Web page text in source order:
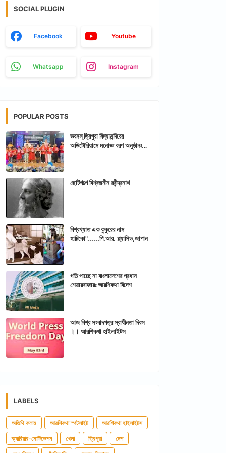
SOCIAL PLUGIN
Facebook Youtube
Whatsapp Instagram
POPULAR POSTS
ভবনস্ ত্রিপুরা বিদ্যামন্দিরের
অডিটোরিয়ামে মনোজ্ঞ বরণ অনুষ্ঠানঃ
ছোটগল্পে বিশ্বজনীন রবীন্দ্রনাথ
বিশ্বখ্যাত এক কুকুরের নাম
হাচিকো"......পি.আর. প্ল্যাসিড,জাপান
গতি পাচ্ছে না বাংলাদেশের প্রধান
শেয়ারবাজারঃ আরশিকথা বিদেশ
আজ বিশ্ব সংবাদপত্র স্বাধীনতা দিবস
।। আরশিকথা হাইলাইটস
LABELS
অতিথি কলাম আরশিকথা স্পটলাইট আরশিকথা হাইলাইটস
ক্যারিয়ার-মোটিভেশন খেলা ত্রিপুরা দেশ